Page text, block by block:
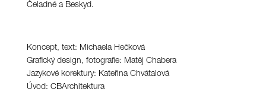
Čeladné a Beskyd.
Koncept, text: Michaela Hečková
Grafický design, fotografie: Matěj Chabera
Jazykové korektury: Kateřina Chvátalová
Úvod: CBArchitektura